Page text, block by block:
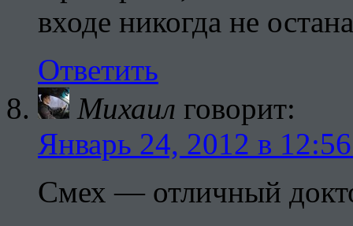
входе никогда не
Ответить
Михаил говорит:
Январь 24, 2012 в
Смех — отличный